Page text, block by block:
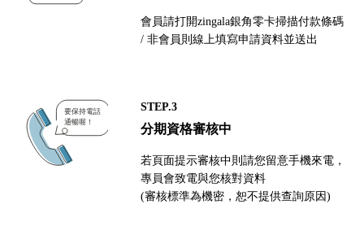
會員請打開zingala銀角零卡掃描付款條碼
/ 非會員則線上填寫申請資料並送出
STEP.3
分期資格審核中
若頁面提示審核中則請您留意手機來電，
專員會致電與您核對資料
(審核標準為機密，恕不提供查詢原因)